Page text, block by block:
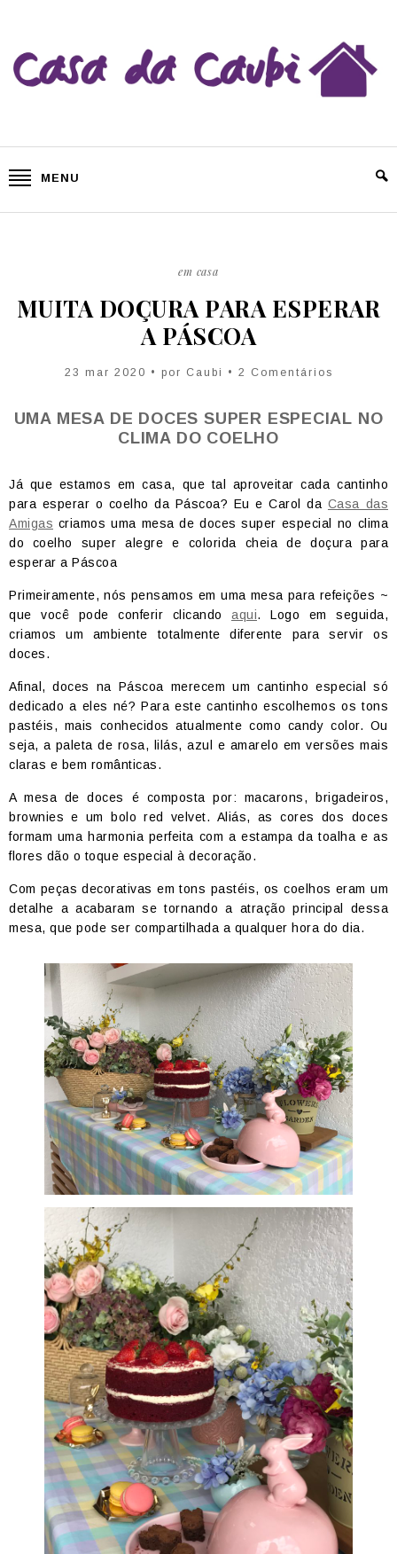
MENU
em casa
MUITA DOÇURA PARA ESPERAR
A PÁSCOA
23 mar 2020 • por Caubi • 2 Comentários
UMA MESA DE DOCES SUPER ESPECIAL NO
CLIMA DO COELHO
Já que estamos em casa, que tal aproveitar cada cantinho
para esperar o coelho da Páscoa? Eu e Carol da Casa das
Amigas criamos uma mesa de doces super especial no clima
do coelho super alegre e colorida cheia de doçura para
esperar a Páscoa
Primeiramente, nós pensamos em uma mesa para refeições ~
que você pode conferir clicando aqui. Logo em seguida,
criamos um ambiente totalmente diferente para servir os
doces.
Afinal, doces na Páscoa merecem um cantinho especial só
dedicado a eles né? Para este cantinho escolhemos os tons
pastéis, mais conhecidos atualmente como candy color. Ou
seja, a paleta de rosa, lilás, azul e amarelo em versões mais
claras e bem românticas.
A mesa de doces é composta por: macarons, brigadeiros,
brownies e um bolo red velvet. Aliás, as cores dos doces
formam uma harmonia perfeita com a estampa da toalha e as
flores dão o toque especial à decoração.
Com peças decorativas em tons pastéis, os coelhos eram um
detalhe a acabaram se tornando a atração principal dessa
mesa, que pode ser compartilhada a qualquer hora do dia.